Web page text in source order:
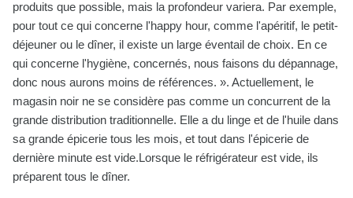
produits que possible, mais la profondeur variera. Par exemple,
pour tout ce qui concerne l'happy hour, comme l'apéritif, le petit-
déjeuner ou le dîner, il existe un large éventail de choix. En ce
qui concerne l'hygiène, concernés, nous faisons du dépannage,
donc nous aurons moins de références. ». Actuellement, le
magasin noir ne se considère pas comme un concurrent de la
grande distribution traditionnelle. Elle a du linge et de l'huile dans
sa grande épicerie tous les mois, et tout dans l'épicerie de
dernière minute est vide.Lorsque le réfrigérateur est vide, ils
préparent tous le dîner.